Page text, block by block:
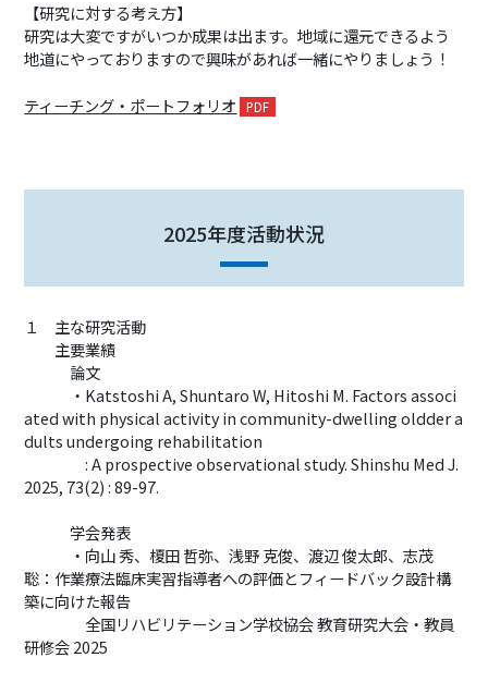
【研究に対する考え方】
研究は大変ですがいつか成果は出ます。地域に還元できるよう
地道にやっておりますので興味があれば一緒にやりましょう！
ティーチング・ポートフォリオ
2025年度活動状況
１ 主な研究活動
主要業績
論文
・Katstoshi A, Shuntaro W, Hitoshi M. Factors associ
ated with physical activity in community-dwelling oldder a
dults undergoing rehabilitation
: A prospective observational study. Shinshu Med J.
2025, 73(2) : 89-97.
学会発表
・向山 秀、榎田 哲弥、浅野 克俊、渡辺 俊太郎、志茂
聡：作業療法臨床実習指導者への評価とフィードバック設計構
築に向けた報告
全国リハビリテーション学校協会 教育研究大会・教員
研修会 2025